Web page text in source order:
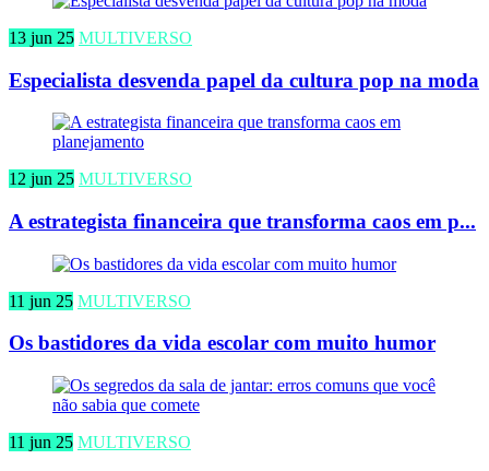
13 jun 25 MULTIVERSO
Especialista desvenda papel da cultura pop na moda
12 jun 25 MULTIVERSO
A estrategista financeira que transforma caos em p...
11 jun 25 MULTIVERSO
Os bastidores da vida escolar com muito humor
11 jun 25 MULTIVERSO